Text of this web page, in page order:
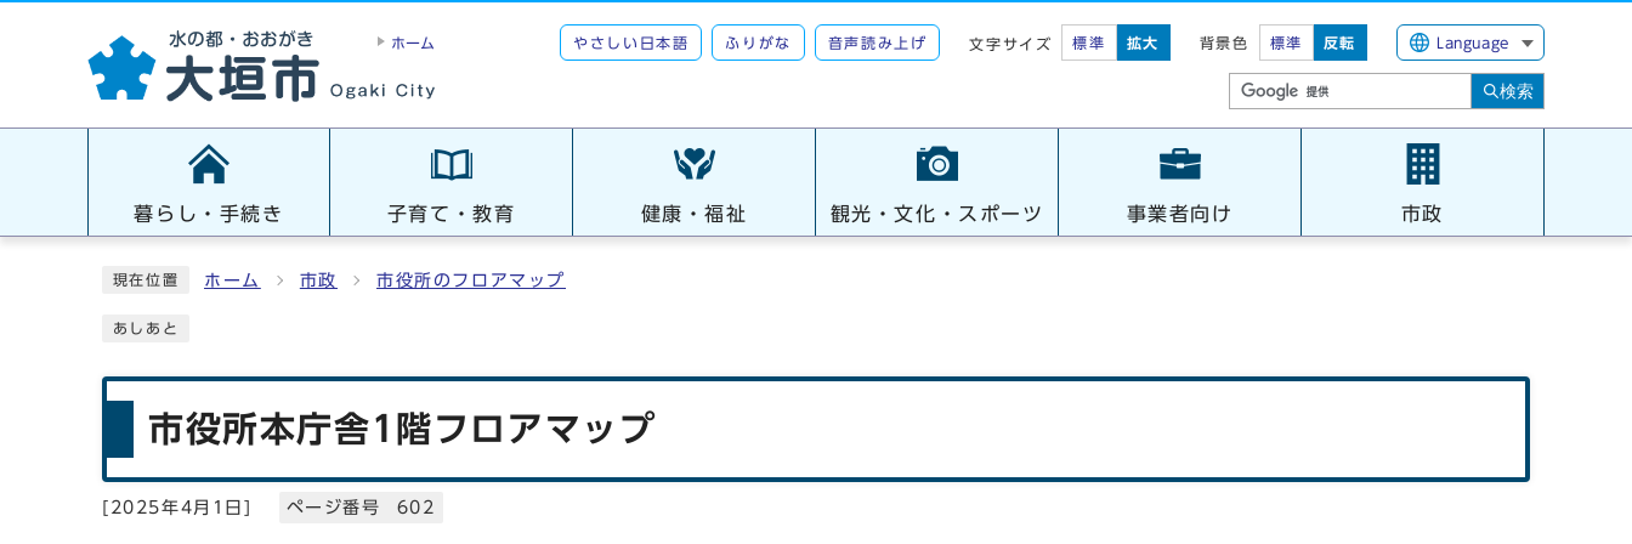
ホーム やさしい日本語 ふりがな 音声読み上げ 文字サイズ 標準 拡大 背景色 標準 反転 Language
検索
暮らし・手続き 子育て・教育 健康・福祉 観光・文化・スポーツ 事業者向け 市政
現在位置 ホーム 市政 市役所のフロアマップ
あしあと
市役所本庁舎1階フロアマップ
2025年4月1日 ページ番号 602